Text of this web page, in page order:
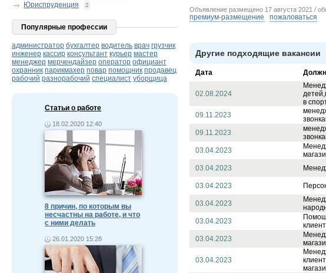
Юриспруденция 2
Популярные профессии
администратор бухгалтер водитель врач грузчик
инженер кассир консультант курьер мастер
менеджер мерчендайзер оператор официант
охранник парикмахер повар помощник продавец
рабочий разнорабочий специалист уборщица
Статьи о работе
18.02.2020 12:40
8 причин, по которым вы
несчастны на работе, и что
с ними делать
26.01.2020 15:28
Объявление размещено 17 августа 2021 /
премиум-размещение пожаловаться
Другие подходящие вакансии
Дата
02.08.2024
в
09.11.2023
09.11.2023
03.04.2023
03.04.2023
03.04.2023
03.04.2023
03.04.2023
03.04.2023
03.04.2023